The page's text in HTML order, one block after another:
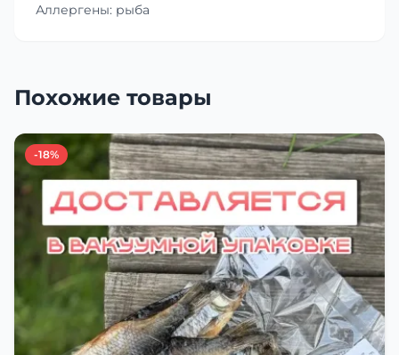
Аллергены: рыба
Похожие товары
-18%